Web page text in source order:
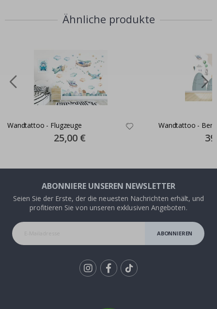
Ähnliche produkte
Wandtattoo - Flugzeuge
Special
Price
25,00 €
Wandtattoo -
ABONNIERE UNSEREN NEWSLETTER
Seien Sie der Erste, der die neuesten Nachrichten erhält, und
profitieren Sie von unseren exklusiven Angeboten.
ABONNIEREN